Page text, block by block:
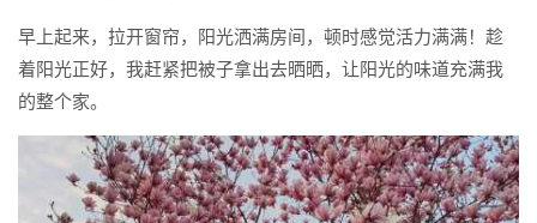
早上起来，拉开窗帘，阳光洒满房间，顿时感觉活力满满！趁
着阳光正好，我赶紧把被子拿出去晒晒，让阳光的味道充满我
的整个家。